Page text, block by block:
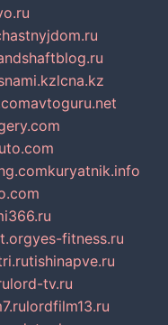
lcna.kz
avtoguru.net
kuryatnik.info
yes-fitness.ru
tishinapve.ru
lord-tv.ru
lordfilm13.ru